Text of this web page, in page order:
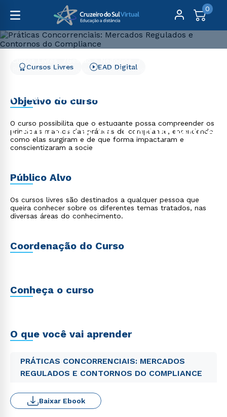
0
Práticas Concorrenciais: Mercados Regulados e Contornos
Práticas Concorrenciais:
Mercados Regulados e
Contornos do Compliance
Cursos Livres EAD Digital
Objetivo do curso
O curso possibilita que o estudante possa compreender os
principais marcos das práticas de compliance, entendendo
como elas surgiram e de que forma impactaram e
conscientizaram a socie
Público Alvo
Os cursos livres são destinados a qualquer pessoa que
queira conhecer sobre os diferentes temas tratados, nas
diversas áreas do conhecimento.
Coordenação do Curso
Conheça o curso
O que você vai aprender
PRÁTICAS CONCORRENCIAIS: MERCADOS
REGULADOS E CONTORNOS DO COMPLIANCE
Baixar Ebook